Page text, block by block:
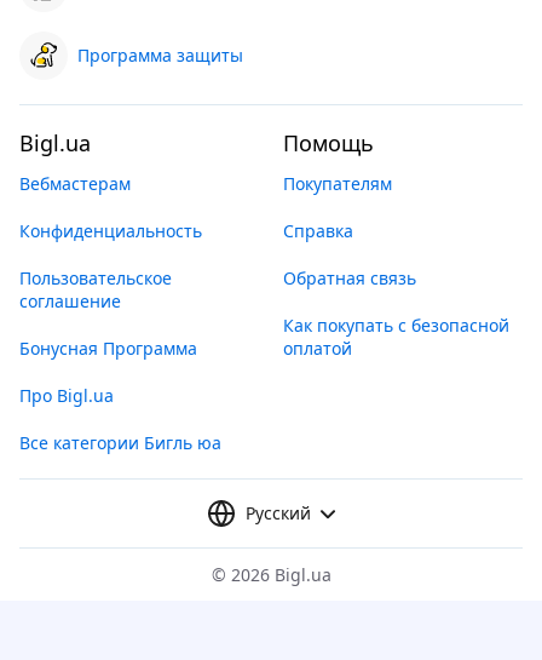
Программа защиты
Bigl.ua
Вебмастерам
Конфиденциальность
Пользовательское
соглашение
Бонусная Программа
Про Bigl.ua
Все категории Бигль юа
Помощь
Покупателям
Справка
Обратная связь
Как покупать с безопасной
оплатой
Русский
© 2026 Bigl.ua